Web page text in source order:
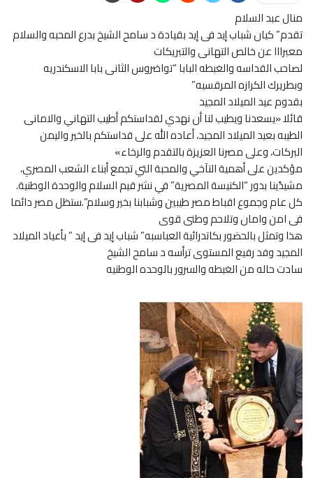
منال عبد السلام
تقدم” كيان شباب إيد فى إيد بقيادة د سامح الشيخ بدرع المحبه والسلام
معبرااا عن خالص التهانى والتبريكات
لصاحب القداسه والغبطه البابا “تواضروس الثانى بابا الاسكندريه
وبطريرك الكرازه المرقسيه”
بقدوم عيد الميلاد المجيد
قائلا «يسعدنا ويطيب لنا أن نهدي لقداستكم أطيب التهاني والامانى
الطيبه بعيد الميلاد المجيد، أعاده الله على قداستكم بالخير واليمن
البركات، وعلى مصرنا العزيزة بالتقدم والرخاء»
مؤكدين على أهمية التآخي والمحبة التي تجمع أبناء الشعب المصري،
مشيدًينا بدور “الكنيسة المصرية” في نشر قيم السلام والوحدة الوطنية.
كل عام وجموع اقباط مصر طيبين وشبابنا بخير وسلام”.ستظل مصر دائما
فى امن وامان وتلاحم وطنى قوى
هذا وتمثل بالحضور بكاتدرائية العباسبه” شباب إيد فى إيد ” بأعياد الميلاد
المجيد وفد رفيع المستوى ترأسه د سامح الشيخ
سادت حاله من الغبطه والسرور بالوحده الوطنيه